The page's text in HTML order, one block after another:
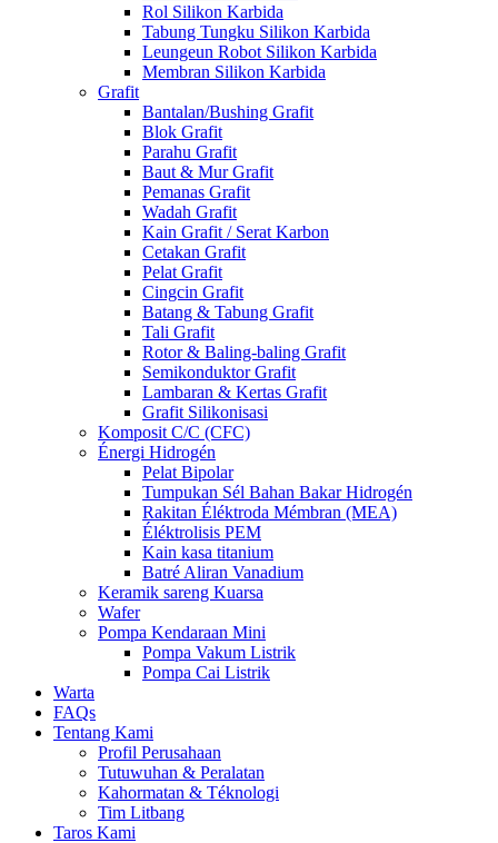
Rol Silikon Karbida
Tabung Tungku Silikon Karbida
Leungeun Robot Silikon Karbida
Membran Silikon Karbida
Grafit
Bantalan/Bushing Grafit
Blok Grafit
Parahu Grafit
Baut & Mur Grafit
Pemanas Grafit
Wadah Grafit
Kain Grafit / Serat Karbon
Cetakan Grafit
Pelat Grafit
Cingcin Grafit
Batang & Tabung Grafit
Tali Grafit
Rotor & Baling-baling Grafit
Semikonduktor Grafit
Lambaran & Kertas Grafit
Grafit Silikonisasi
Komposit C/C (CFC)
Énergi Hidrogén
Pelat Bipolar
Tumpukan Sél Bahan Bakar Hidrogén
Rakitan Éléktroda Mémbran (MEA)
Éléktrolisis PEM
Kain kasa titanium
Batré Aliran Vanadium
Keramik sareng Kuarsa
Wafer
Pompa Kendaraan Mini
Pompa Vakum Listrik
Pompa Cai Listrik
Warta
FAQs
Tentang Kami
Profil Perusahaan
Tutuwuhan & Peralatan
Kahormatan & Téknologi
Tim Litbang
Taros Kami